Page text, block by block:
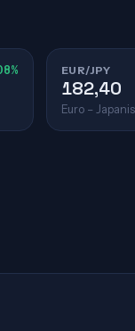
EUR/JPY
182,40
Euro –